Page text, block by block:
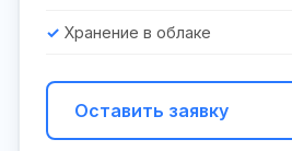
Хранение в облаке
Оставить заявку